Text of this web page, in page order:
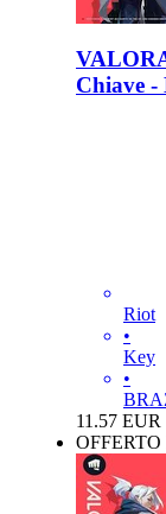
Chiave
Riot
•
Key
•
11.57 EUR
OFFERTO